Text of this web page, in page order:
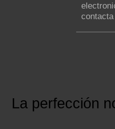
La perfección